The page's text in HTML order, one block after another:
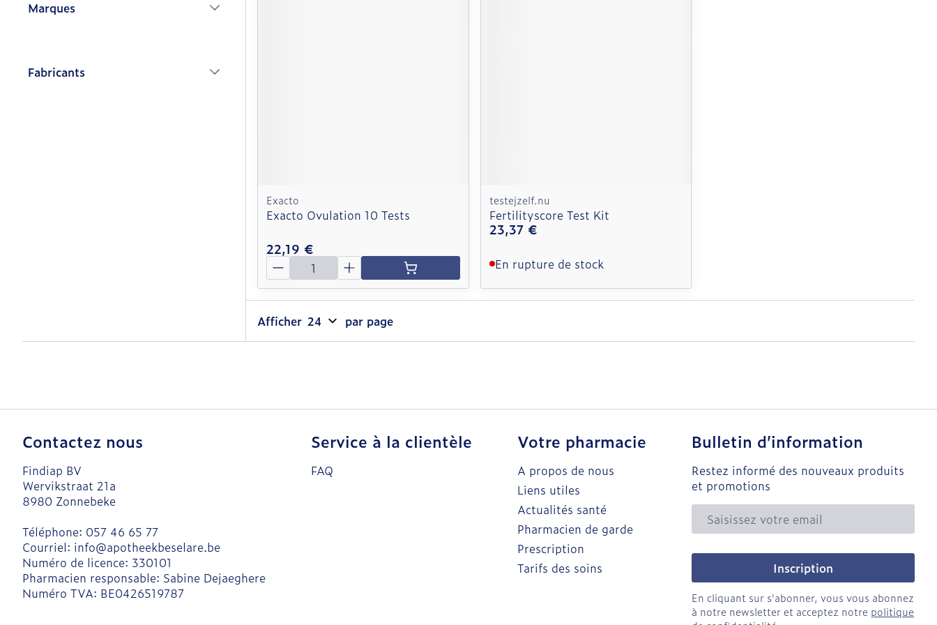
Marques
Fabricants
Exacto
Exacto Ovulation 10 Tests
22,19 €
Quantité
testejzelf.nu
Fertilityscore Test Kit
23,37 €
En rupture de stock
Afficher par page
Contactez nous
Findiap BV
Wervikstraat 21a
8980 Zonnebeke
Téléphone: 057 46 65 77
Courriel: info@apotheekbeselare.be
Numéro de licence: 330101
Pharmacien responsable: Sabine Dejaeghere
Numéro TVA: BE0426519787
Service à la clientèle
FAQ
Votre pharmacie
A propos de nous
Liens utiles
Actualités santé
Pharmacien de garde
Prescription
Tarifs des soins
Bulletin d’information
Restez informé des nouveaux produits
et promotions
Adresse mail
Inscription
En cliquant sur s'abonner, vous vous abonnez
à notre newsletter et acceptez notre politique